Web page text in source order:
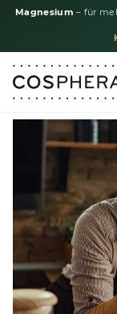
Magnesium – für